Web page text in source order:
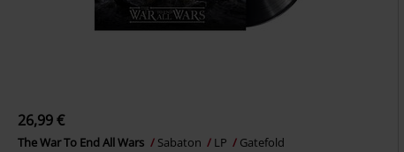
26,99 €
The War To End All Wars Sabaton LP Gatefold